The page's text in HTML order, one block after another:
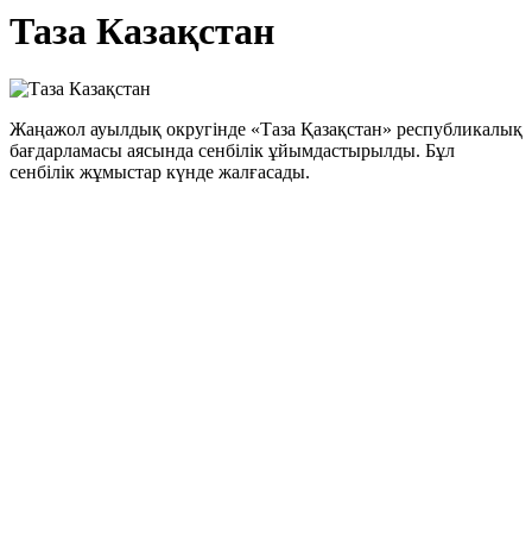
Таза Казақстан
Жаңажол ауылдық округінде «Таза Қазақстан» республикалық
бағдарламасы аясында сенбілік ұйымдастырылды. Бұл
сенбілік жұмыстар күнде жалғасады.